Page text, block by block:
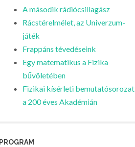
A második rádiócsillagász
Rácstérelmélet, az Univerzum-
játék
Frappáns tévedéseink
Egy matematikus a Fizika
bűvöletében
Fizikai kísérleti bemutatósorozat
a 200 éves Akadémián
PROGRAM